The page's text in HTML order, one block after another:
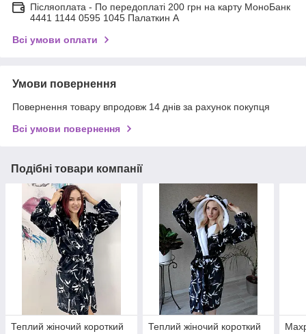
Післяоплата - По передоплаті 200 грн на карту МоноБанк
4441 1144 0595 1045 Палаткин А
Всі умови оплати
Умови повернення
Повернення товару впродовж 14 днів за рахунок покупця
Всі умови повернення
Подібні товари компанії
Теплий жіночий короткий
Теплий жіночий короткий